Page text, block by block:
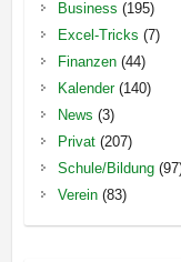
Business (195)
Excel-Tricks (7)
Finanzen(44)
Kalender(140)
News (3)
Privat(207)
Schule/Bildung
Verein(83)